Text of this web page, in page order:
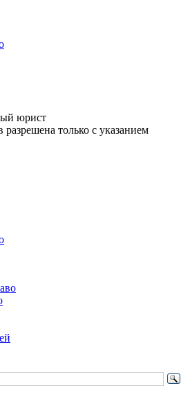
юрист
разрешена только с указанием